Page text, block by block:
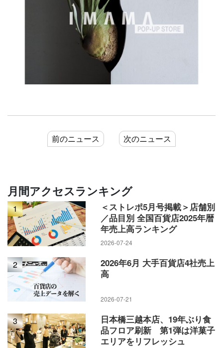
前のニュース 次のニュース
月間アクセスランキング
1
＜ストレポ5月号掲載＞店舗別
／品目別 全国百貨店2025年暦
年売上高ランキング
2026-07-24
2
2026年6月 大手百貨店4社売上
高
2026-07-21
3
日本橋三越本店、19年ぶり食
品フロア刷新 第1弾は洋菓子
エリアをリフレッシュ